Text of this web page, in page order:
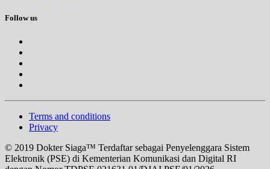
Follow us
Terms and conditions
Privacy
© 2019 Dokter Siaga™ Terdaftar sebagai Penyelenggara Sistem
Elektronik (PSE) di Kementerian Komunikasi dan Digital RI